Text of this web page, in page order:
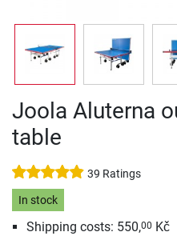
Joola Aluterna
table
39 Ratings
In stock
Shipping costs: 550,00 Kč